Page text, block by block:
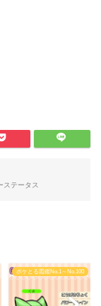
ステータス
ポケとる図鑑No.1～No.100